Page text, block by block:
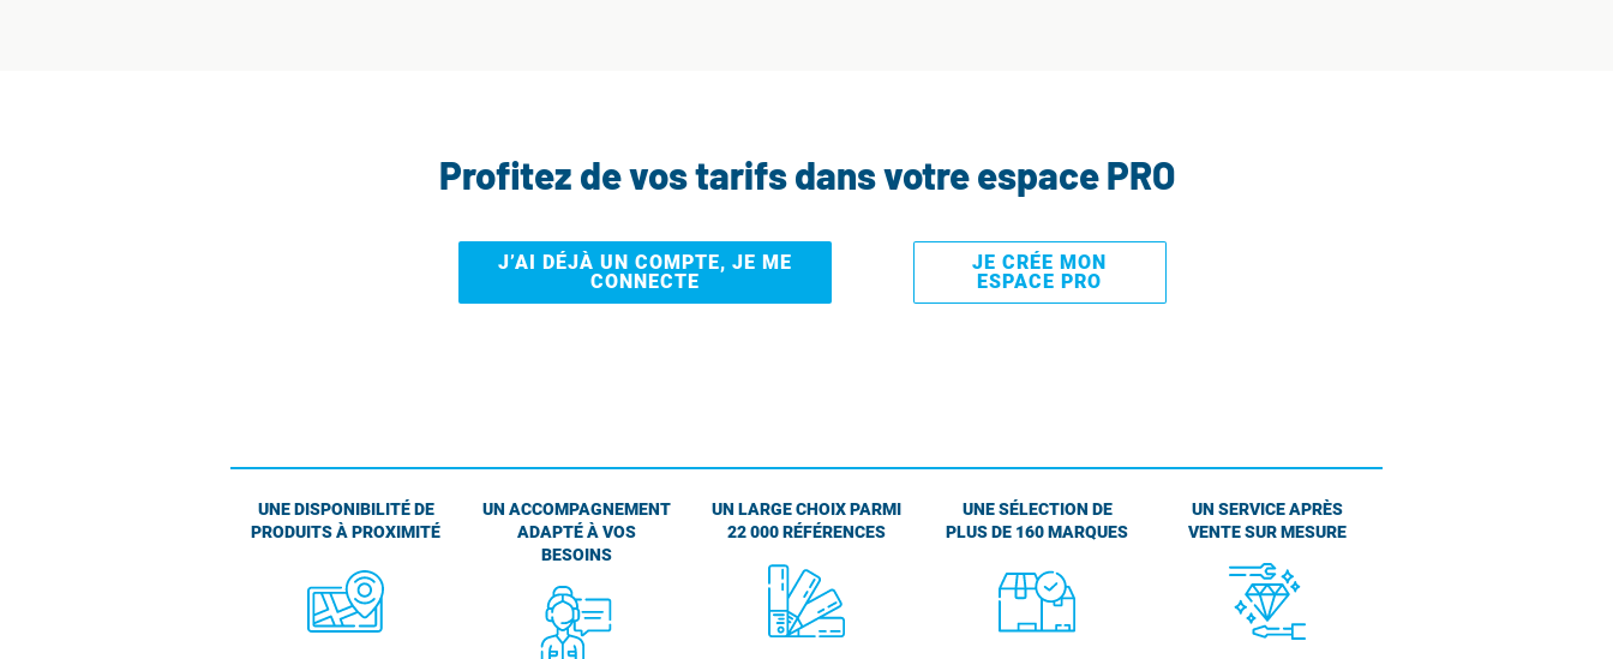
Profitez de vos tarifs dans votre espace PRO
J’AI DÉJÀ UN COMPTE, JE ME
CONNECTE
JE CRÉE MON
ESPACE PRO
UNE DISPONIBILITÉ DE
PRODUITS À PROXIMITÉ
UN ACCOMPAGNEMENT
ADAPTÉ À VOS
BESOINS
UN LARGE CHOIX PARMI
22 000 RÉFÉRENCES
UNE SÉLECTION DE
PLUS DE 160 MARQUES
UN SERVICE APRÈS
VENTE SUR MESURE